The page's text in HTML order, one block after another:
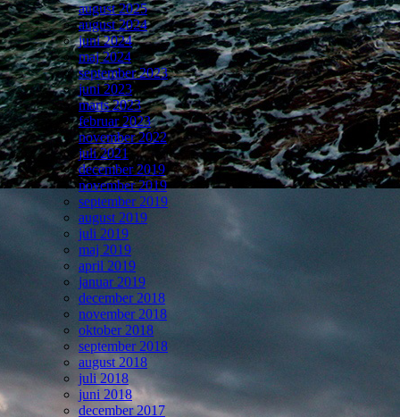
august 2025
august 2024
juni 2024
maj 2024
september 2023
juni 2023
marts 2023
februar 2023
november 2022
juli 2021
december 2019
november 2019
september 2019
august 2019
juli 2019
maj 2019
april 2019
januar 2019
december 2018
november 2018
oktober 2018
september 2018
august 2018
juli 2018
juni 2018
december 2017